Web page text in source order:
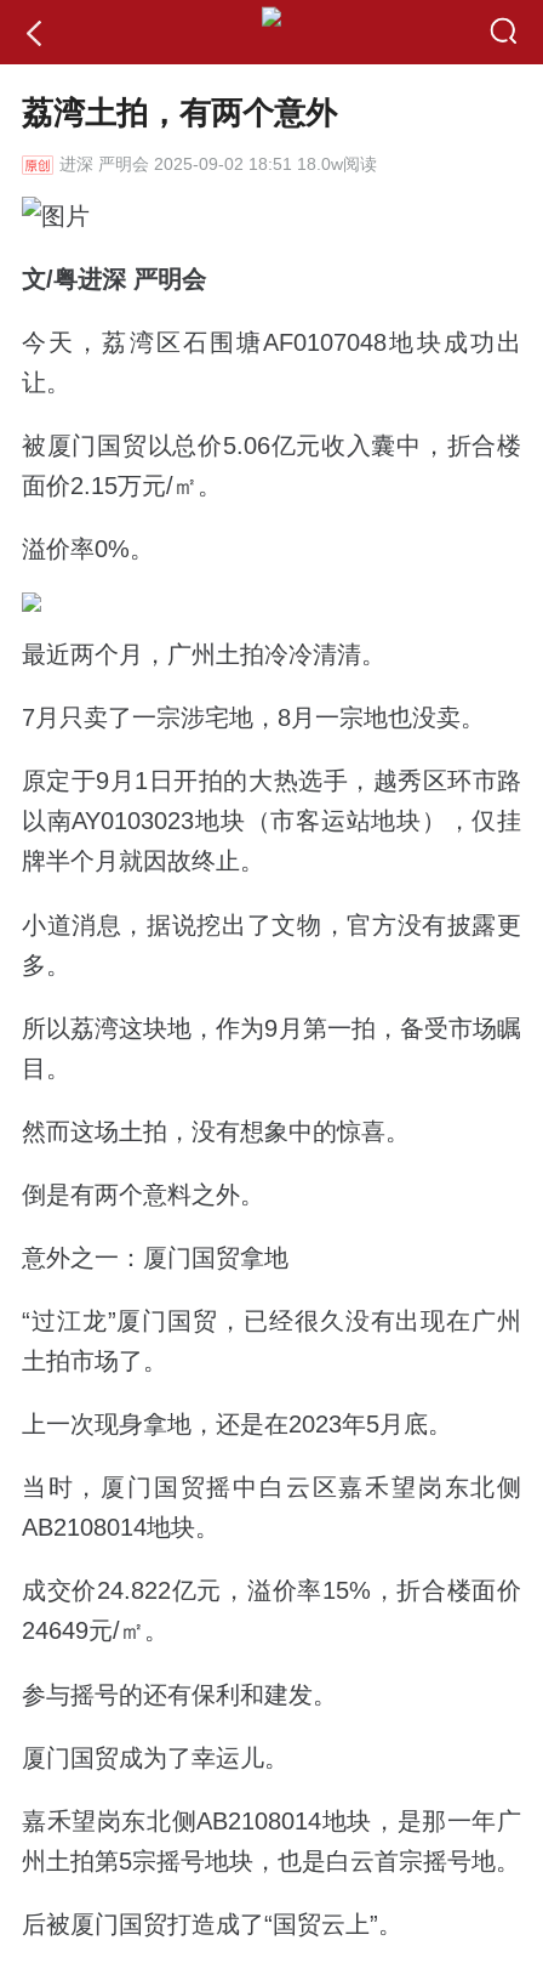
荔湾土拍，有两个意外
进深 严明会 2025-09-02 18:51 18.0w阅读
文/粤进深严明会
今天，荔湾区石围塘AF0107048地块成功出
让。
被厦门国贸 以总价5.06亿元收入囊中，折合楼
面价2.15万元/㎡。
溢价率0%。
最近两个月，广州土拍冷冷清清。
7月只卖了一宗涉宅地，8月一宗地也没卖。
原定于9月1日开拍的大热选手， 越秀区环市路
以南AY0103023地块 （市客运站地块）
，仅挂
牌半个月就因故终止。
小道消息，据说挖出了文物，官方没有披露更
多。
所以荔湾这块地，作为9月第一拍，备受市场瞩
目。
然而这场土拍，没有想象中的惊喜。
倒是有两个意料之外。
意外之一：厦门国贸拿地
“过江龙”厦门国贸，已经很久没有出现在广州
土拍市场了。
上一次现身拿地，还是在2023年5月底。
当时，厦门国贸摇中 白云区嘉禾望岗东北侧
AB2108014地块。
成交价24.822亿元，溢价率15%，折合楼面价
24649元/㎡。
参与摇号的还有保利和建发。
厦门国贸成为了幸运儿。
嘉禾望岗东北侧AB2108014地块，是那一年广
州土拍第5宗摇号地块，也是白云首宗摇号地。
后被厦门国贸打造成了“国贸云上”。